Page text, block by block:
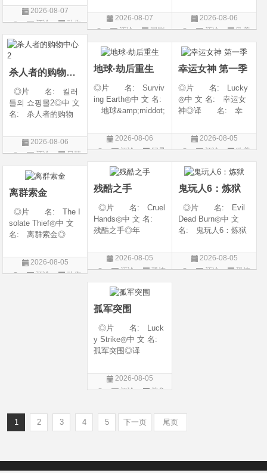
剧情 / 动作 / 战争◎
上映日期 2026-08-
链接 https://movie.
douban.com/s
2026-08-07
评论
动作
片
年 代: 2026◎
产 地: 中国大
情 / 爱情◎语 言:
汉语普通话◎上映
2026-08-07
评论
国剧
ears of Solitude/One
Hundred Years of So
寂/百年孤寂：第一
部(台)/百年孤
2026-08-06
评论
欧美
剧
杀人者的购物中心2
◎片 名: 킬러
들의 쇼핑몰2◎中 文
名: 杀人者的购物
A Shop for Killers S
2 / A Shop for Killers
代: 2026◎产
地: 韩国
2026-08-06
评论
日韩
剧
地球·劫后重生
◎片 名: Surviv
ing Earth◎中 文 名:
地球&amp;middot;
名: 幸存地球◎
年 代: 2026◎
类 别: 纪录片
◎语 言: 英语
◎上映
2026-08-06
评论
纪录
片
幸运女神 第一季
◎片 名: Lucky
◎中 文 名: 幸运女
神◎译 名: 幸
6◎产 地: 美国
◎类 别: 剧情 /
英语◎上映日期: 2
026-07-15(美国)
2026-08-05
评论
欧美
剧
残酷之手
◎片 名: Cruel
Hands◎中 文 名:
残酷之手◎年
地: 澳大利亚◎
类 别: 惊悚 / 恐
语◎上映日期: 202
6-07-24(澳大利亚)
2026-08-05
评论
恐怖
片
鬼玩人6：炼狱
◎片 名: Evil
Dead Burn◎中 文
名: 鬼玩人6：炼狱
焚场(台) / 鬼玩人6：
燃烧 / 鬼玩人崛起衍
2026-08-05
评论
恐怖
离群索金
◎片 名: The I
solate Thief◎中 文
名: 离群索金◎
产 地: 美国◎
类 别: 西部◎
2026-08-05
评论
动作
孤军突围
◎片 名: Luck
y Strike◎中 文 名:
孤军突围◎译
年 代: 2026◎
产 地: 美国◎
英语◎上映日
2026-08-05
评论
战争
1 2 3 4 5 下一页 尾页